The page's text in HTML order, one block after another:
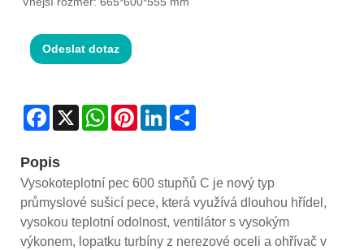
Odeslat dotaz
Facebook
X WhatsAppPinterestLinkedIn
Popis
Vysokoteplotní pec 600 stupňů C je nový typ
průmyslové sušicí pece, která využívá dlouhou hřídel,
vysokou teplotní odolnost, ventilátor s vysokým
výkonem, lopatku turbíny z nerezové oceli a ohřívač v